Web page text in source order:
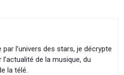
par l’univers des stars, je décrypte
l’actualité de la musique, du
la télé.